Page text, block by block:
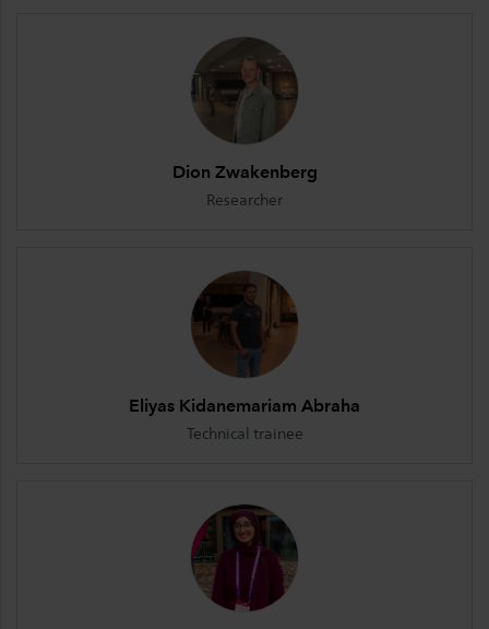
Dion Zwakenberg
Researcher
Eliyas Kidanemariam Abraha
Technical trainee